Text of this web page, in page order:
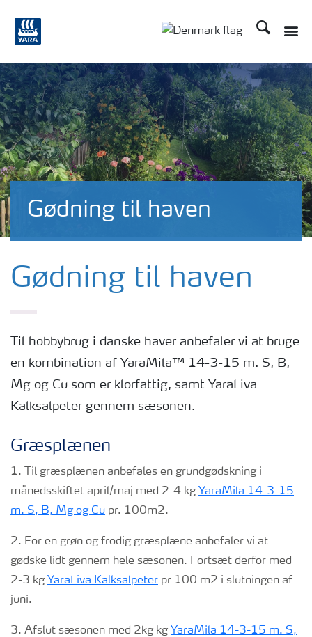
Søg
Gødning til haven
Gødning til haven
Til hobbybrug i danske haver anbefaler vi at bruge
en kombination af YaraMila™ 14-3-15 m. S, B,
Mg og Cu som er klorfattig, samt YaraLiva
Kalksalpeter gennem sæsonen.
Græsplænen
1. Til græsplænen anbefales en grundgødskning i
månedsskiftet april/maj med 2-4 kg YaraMila 14-3-15
m. S, B, Mg og Cu pr. 100m2.
2. For en grøn og frodig græsplæne anbefaler vi at
gødske lidt gennem hele sæsonen. Fortsæt derfor med
2-3 kg YaraLiva Kalksalpeter pr 100 m2 i slutningen af
juni.
3. Afslut sæsonen med 2kg kg YaraMila 14-3-15 m. S,